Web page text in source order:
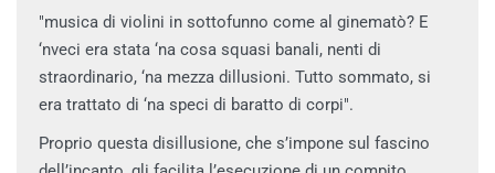
"musica di violini in sottofunno come al ginematò? E
‘nveci era stata ‘na cosa squasi banali, nenti di
straordinario, ‘na mezza dillusioni. Tutto sommato, si
era trattato di ‘na speci di baratto di corpi".
Proprio questa disillusione, che s’impone sul fascino